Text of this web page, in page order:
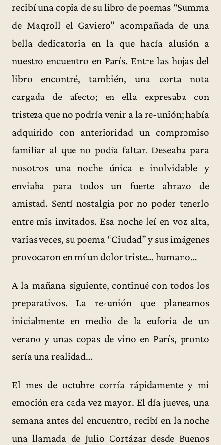
recibí una copia de su libro de poemas “Summa
de Maqroll el Gaviero” acompañada de una
bella dedicatoria en la que hacía alusión a
nuestro encuentro en París. Entre las hojas del
libro encontré, también, una corta nota
cargada de afecto; en ella expresaba con
tristeza que no podría venir a la re-unión; había
adquirido con anterioridad un compromiso
familiar al que no podía faltar. Deseaba para
nosotros una noche única e inolvidable y
enviaba para todos un fuerte abrazo de
amistad. Sentí nostalgia por no poder tenerlo
entre mis invitados. Esa noche leí en voz alta,
varias veces, su poema “Ciudad” y sus imágenes
provocaron en mí un dolor triste… humano…
A la mañana siguiente, continué con todos los
preparativos. La re-unión que planeamos
inicialmente en medio de la euforia de un
verano y unas copas de vino en París, pronto
sería una realidad…
El mes de octubre corría rápidamente y mi
emoción era cada vez mayor. El día jueves, una
semana antes del encuentro, recibí en la noche
una llamada de Julio Cortázar desde Buenos